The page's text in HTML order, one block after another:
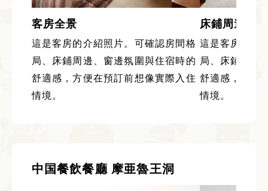
客房全景
這是客房的介紹照片。可確認房間格
局、床鋪周邊、窗邊氛圍與住宿時的
舒適感，方便在預訂前想像實際入住
情境。
床鋪周邊
這是客房的介
局、床鋪周邊
舒適感，方便
情境。
中国餐飲餐廳 摩亜魯王洞